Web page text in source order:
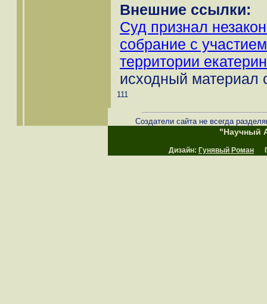
Внешние ссылки:
Суд признал
собрание с
территории
исходный материал
111
Создатели сайта не всегда
"Научный
Дизайн: Гунявый Роман